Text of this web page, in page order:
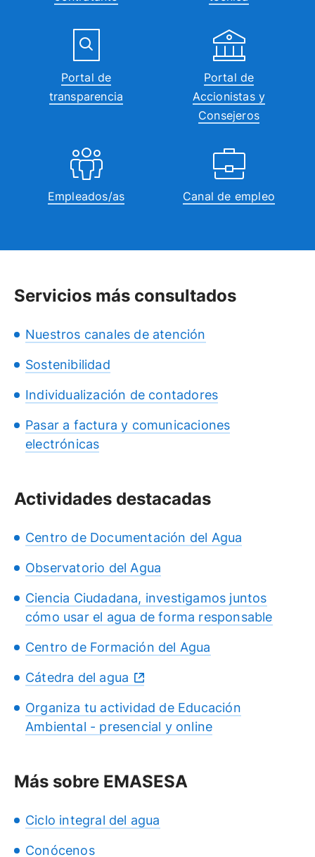
Portal de
transparencia
Portal de
Accionistas y
Consejeros
Empleados/as Canal de empleo
Servicios más consultados
Nuestros canales de atención
Sostenibilidad
Individualización de contadores
Pasar a factura y comunicaciones
electrónicas
Actividades destacadas
Centro de Documentación del Agua
Observatorio del Agua
Ciencia Ciudadana, investigamos juntos
cómo usar el agua de forma responsable
Centro de Formación del Agua
Cátedra del agua
Organiza tu actividad de Educación
Ambiental - presencial y online
Más sobre EMASESA
Ciclo integral del agua
Conócenos